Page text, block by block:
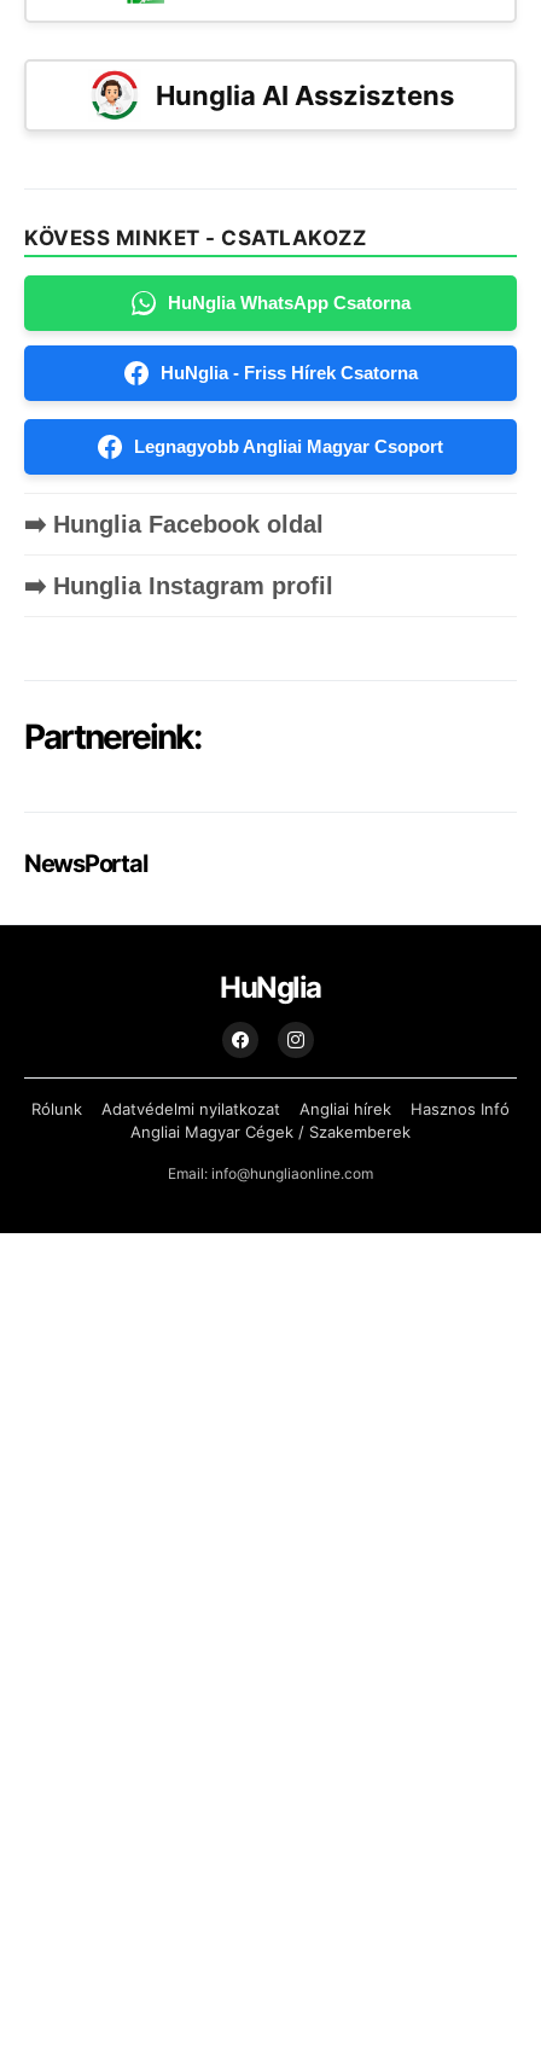
Hunglia AI Asszisztens
KÖVESS MINKET - CSATLAKOZZ
HuNglia WhatsApp Csatorna
HuNglia - Friss Hírek Csatorna
Legnagyobb Angliai Magyar Csoport
➡️ Hunglia Facebook oldal
➡️ Hunglia Instagram profil
Partnereink:
NewsPortal
HuNglia
Rólunk Adatvédelmi nyilatkozat Angliai hírek
Hasznos Infó
Angliai Magyar Cégek / Szakemberek
Email: info@hungliaonline.com